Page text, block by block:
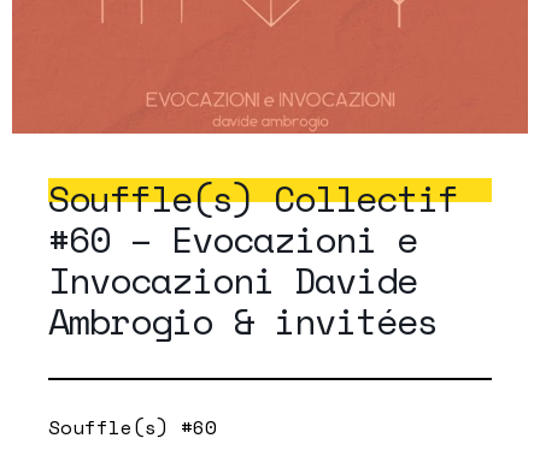
Souffle(s) Collectif
#60 – Evocazioni e
Invocazioni Davide
Ambrogio & invitées
Souffle(s) #60